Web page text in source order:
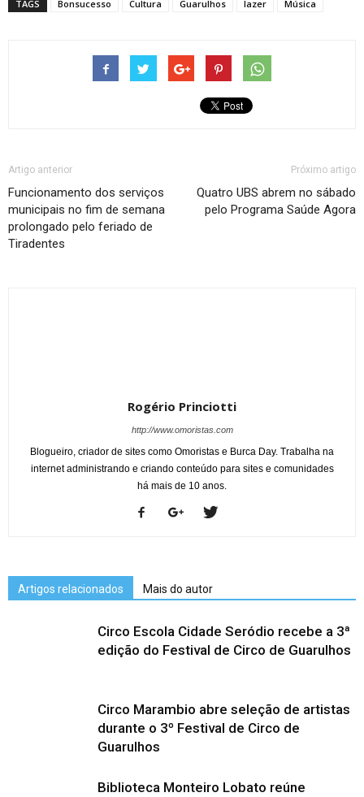
TAGS Bonsucesso Cultura Guarulhos lazer Música
Artigo anterior
Funcionamento dos serviços
municipais no fim de semana
prolongado pelo feriado de
Tiradentes
Próximo artigo
Quatro UBS abrem no sábado
pelo Programa Saúde Agora
Rogério Princiotti
http://www.omoristas.com
Blogueiro, criador de sites como Omoristas e Burca Day. Trabalha na
internet administrando e criando conteúdo para sites e comunidades
há mais de 10 anos.
Artigos relacionados Mais do autor
Circo Escola Cidade Seródio recebe a 3ª
edição do Festival de Circo de Guarulhos
Circo Marambio abre seleção de artistas
durante o 3º Festival de Circo de
Guarulhos
Biblioteca Monteiro Lobato reúne